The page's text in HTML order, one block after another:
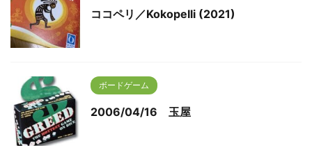
ココペリ／Kokopelli (2021)
ボードゲーム
2006/04/16 玉屋